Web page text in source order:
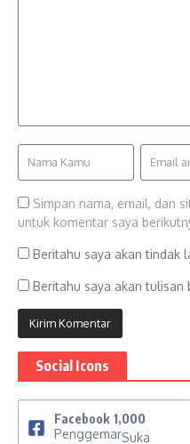
Simpan nama, email, dan
untuk komentar saya
Beritahu saya akan tindak
Beritahu saya akan tulisan
Social Icons
Facebook 1,000
PenggemarSuka